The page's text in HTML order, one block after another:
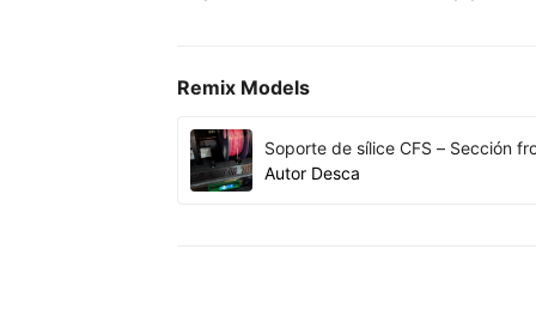
Remix Models
Soporte de sílice CFS – Sección
Autor Desca